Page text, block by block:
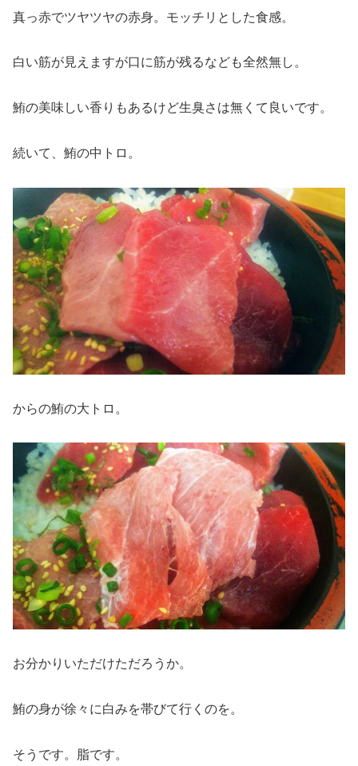
真っ赤でツヤツヤの赤身。モッチリとした食感。
白い筋が見えますが口に筋が残るなども全然無し。
鮪の美味しい香りもあるけど生臭さは無くて良いです。
続いて、鮪の中トロ。
からの鮪の大トロ。
お分かりいただけただろうか。
鮪の身が徐々に白みを帯びて行くのを。
そうです。脂です。